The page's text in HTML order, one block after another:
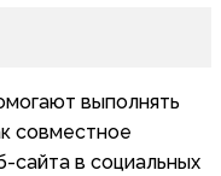
выполнять
совместное
сайта в социальных